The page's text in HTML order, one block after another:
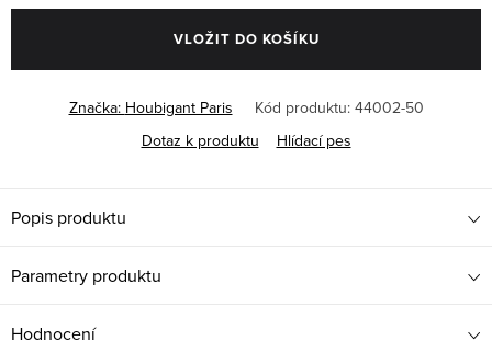
VLOŽIT DO KOŠÍKU
Značka: Houbigant Paris Kód produktu: 44002-50
Dotaz k produktu
Hlídací pes
Popis produktu
Parametry produktu
Hodnocení